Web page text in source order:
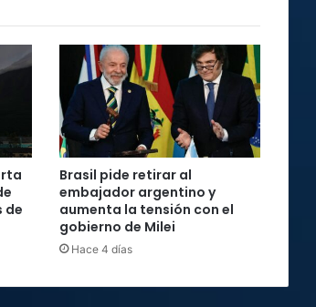
de
Brasil pide retirar al
embajador argentino y
aumenta la tensión con el
gobierno de Milei
Hace 4 días